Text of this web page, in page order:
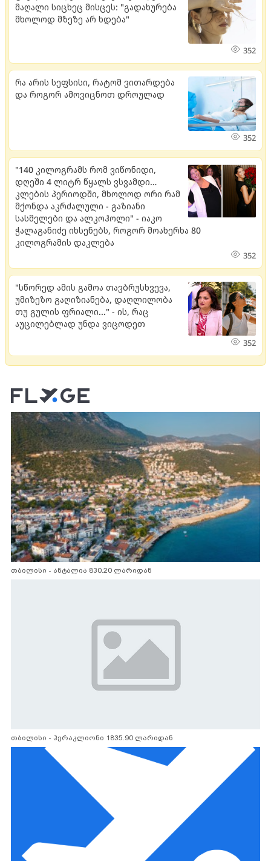
მაღალი სიცხეც მისცეს: "გადახურება
მხოლოდ მზეზე არ ხდება"
352
რა არის სეფსისი, რატომ ვითარდება
და როგორ ამოვიცნოთ დროულად
352
"140 კილოგრამს რომ ვიწონიდი,
დღეში 4 ლიტრ წყალს ვსვამდი…
კლების პერიოდში, მხოლოდ ორი რამ
მქონდა აკრძალული - გაზიანი
სასმელები და ალკოჰოლი" - იაკო
ჭალაგანიძე იხსენებს, როგორ მოახერხა 80
კილოგრამის დაკლება
352
"სწორედ ამის გამოა თავბრუსხვევა,
უმიზეზო გაღიზიანება, დაღლილობა
თუ გულის ფრიალი..." - ის, რაც
აუცილებლად უნდა ვიცოდეთ
352
თბილისი - ანტალია 830.20 ლარიდან
თბილისი - ჰერაკლიონი 1835.90 ლარიდან